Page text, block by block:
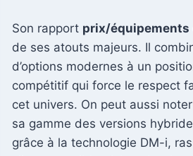
Son rapport prix/équipements
de ses atouts majeurs. Il
d’options modernes à un
compétitif qui force le respect
cet univers. On peut aussi
sa gamme des versions
grâce à la technologie DM-i,